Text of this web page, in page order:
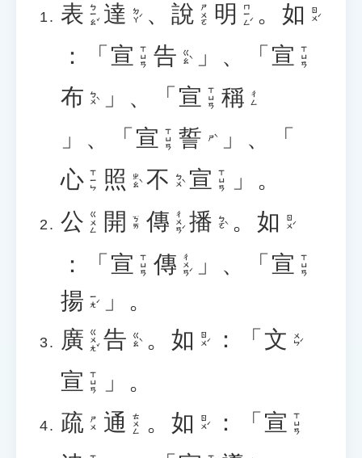
表 ㄅㄧㄠˇ 達 ㄉㄚˊ 、 說 ㄕㄨㄛ 明 ㄇㄧㄥˊ 。 如 ㄖㄨˊ
：「 宣 ㄒㄩㄢ 告 ㄍㄠˋ 」、「 宣 ㄒㄩㄢ
布 ㄅㄨˋ 」、「 宣 ㄒㄩㄢ 稱 ㄔㄥ
」、「 宣 ㄒㄩㄢ 誓 ㄕˋ
」、「
心 ㄒㄧㄣ 照 ㄓㄠˋ 不 ㄅㄨˋ 宣 ㄒㄩㄢ
」。
公 ㄍㄨㄥ 開 ㄎㄞ 傳 ㄔㄨㄢˊ 播 ㄅㄛˋ 。 如 ㄖㄨˊ
：「 宣 ㄒㄩㄢ 傳 ㄔㄨㄢˊ 」、「 宣 ㄒㄩㄢ
揚 ㄧㄤˊ
」。
廣 ㄍㄨㄤˇ 告 ㄍㄠˋ 。 如 ㄖㄨˊ ：「 文 ㄨㄣˊ
宣 ㄒㄩㄢ
」。
疏 ㄕㄨ 通 ㄊㄨㄥ 。 如 ㄖㄨˊ ：「 宣 ㄒㄩㄢ